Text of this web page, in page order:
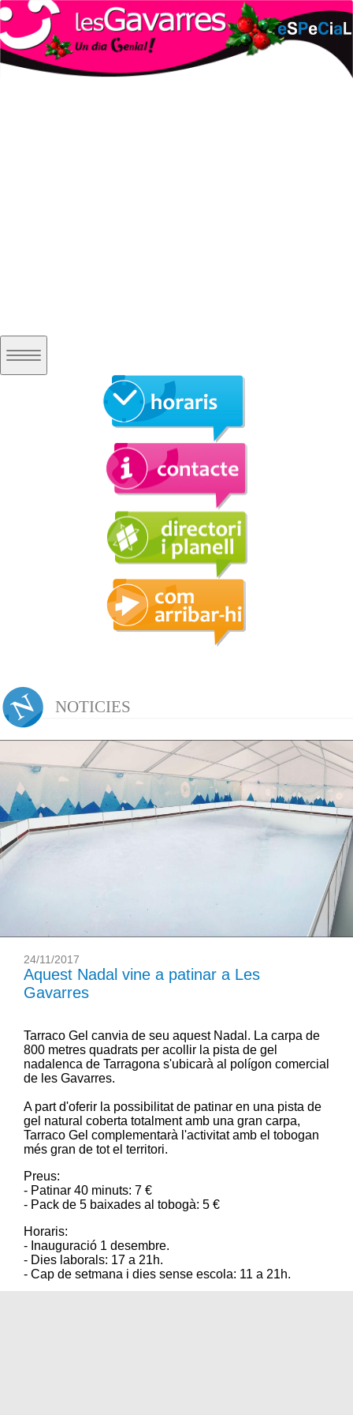
NOTICIES
24/11/2017
Aquest Nadal vine a patinar a Les
Gavarres
Tarraco Gel canvia de seu aquest Nadal. La carpa de
800 metres quadrats per acollir la pista de gel
nadalenca de Tarragona s'ubicarà al polígon comercial
de les Gavarres.
A part d'oferir la possibilitat de patinar en una pista de
gel natural coberta totalment amb una gran carpa,
Tarraco Gel complementarà l'activitat amb el tobogan
més gran de tot el territori.
Preus:
- Patinar 40 minuts: 7 €
- Pack de 5 baixades al tobogà: 5 €
Horaris:
- Inauguració 1 desembre.
- Dies laborals: 17 a 21h.
- Cap de setmana i dies sense escola: 11 a 21h.